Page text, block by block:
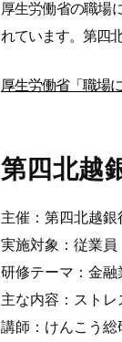
厚生労働省の職場
れています。第四
厚生労働省「職場
第四北越
主催：第四北越銀
実施対象：従業員
研修テーマ：金
主な内容：スト
講師：けんこう総